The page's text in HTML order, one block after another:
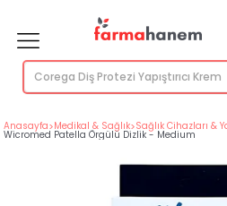
Anasayfa>Medikal & Sağlık>Sağlık Cihazları &
Wicromed Patella Örgülü Dizlik - Medium